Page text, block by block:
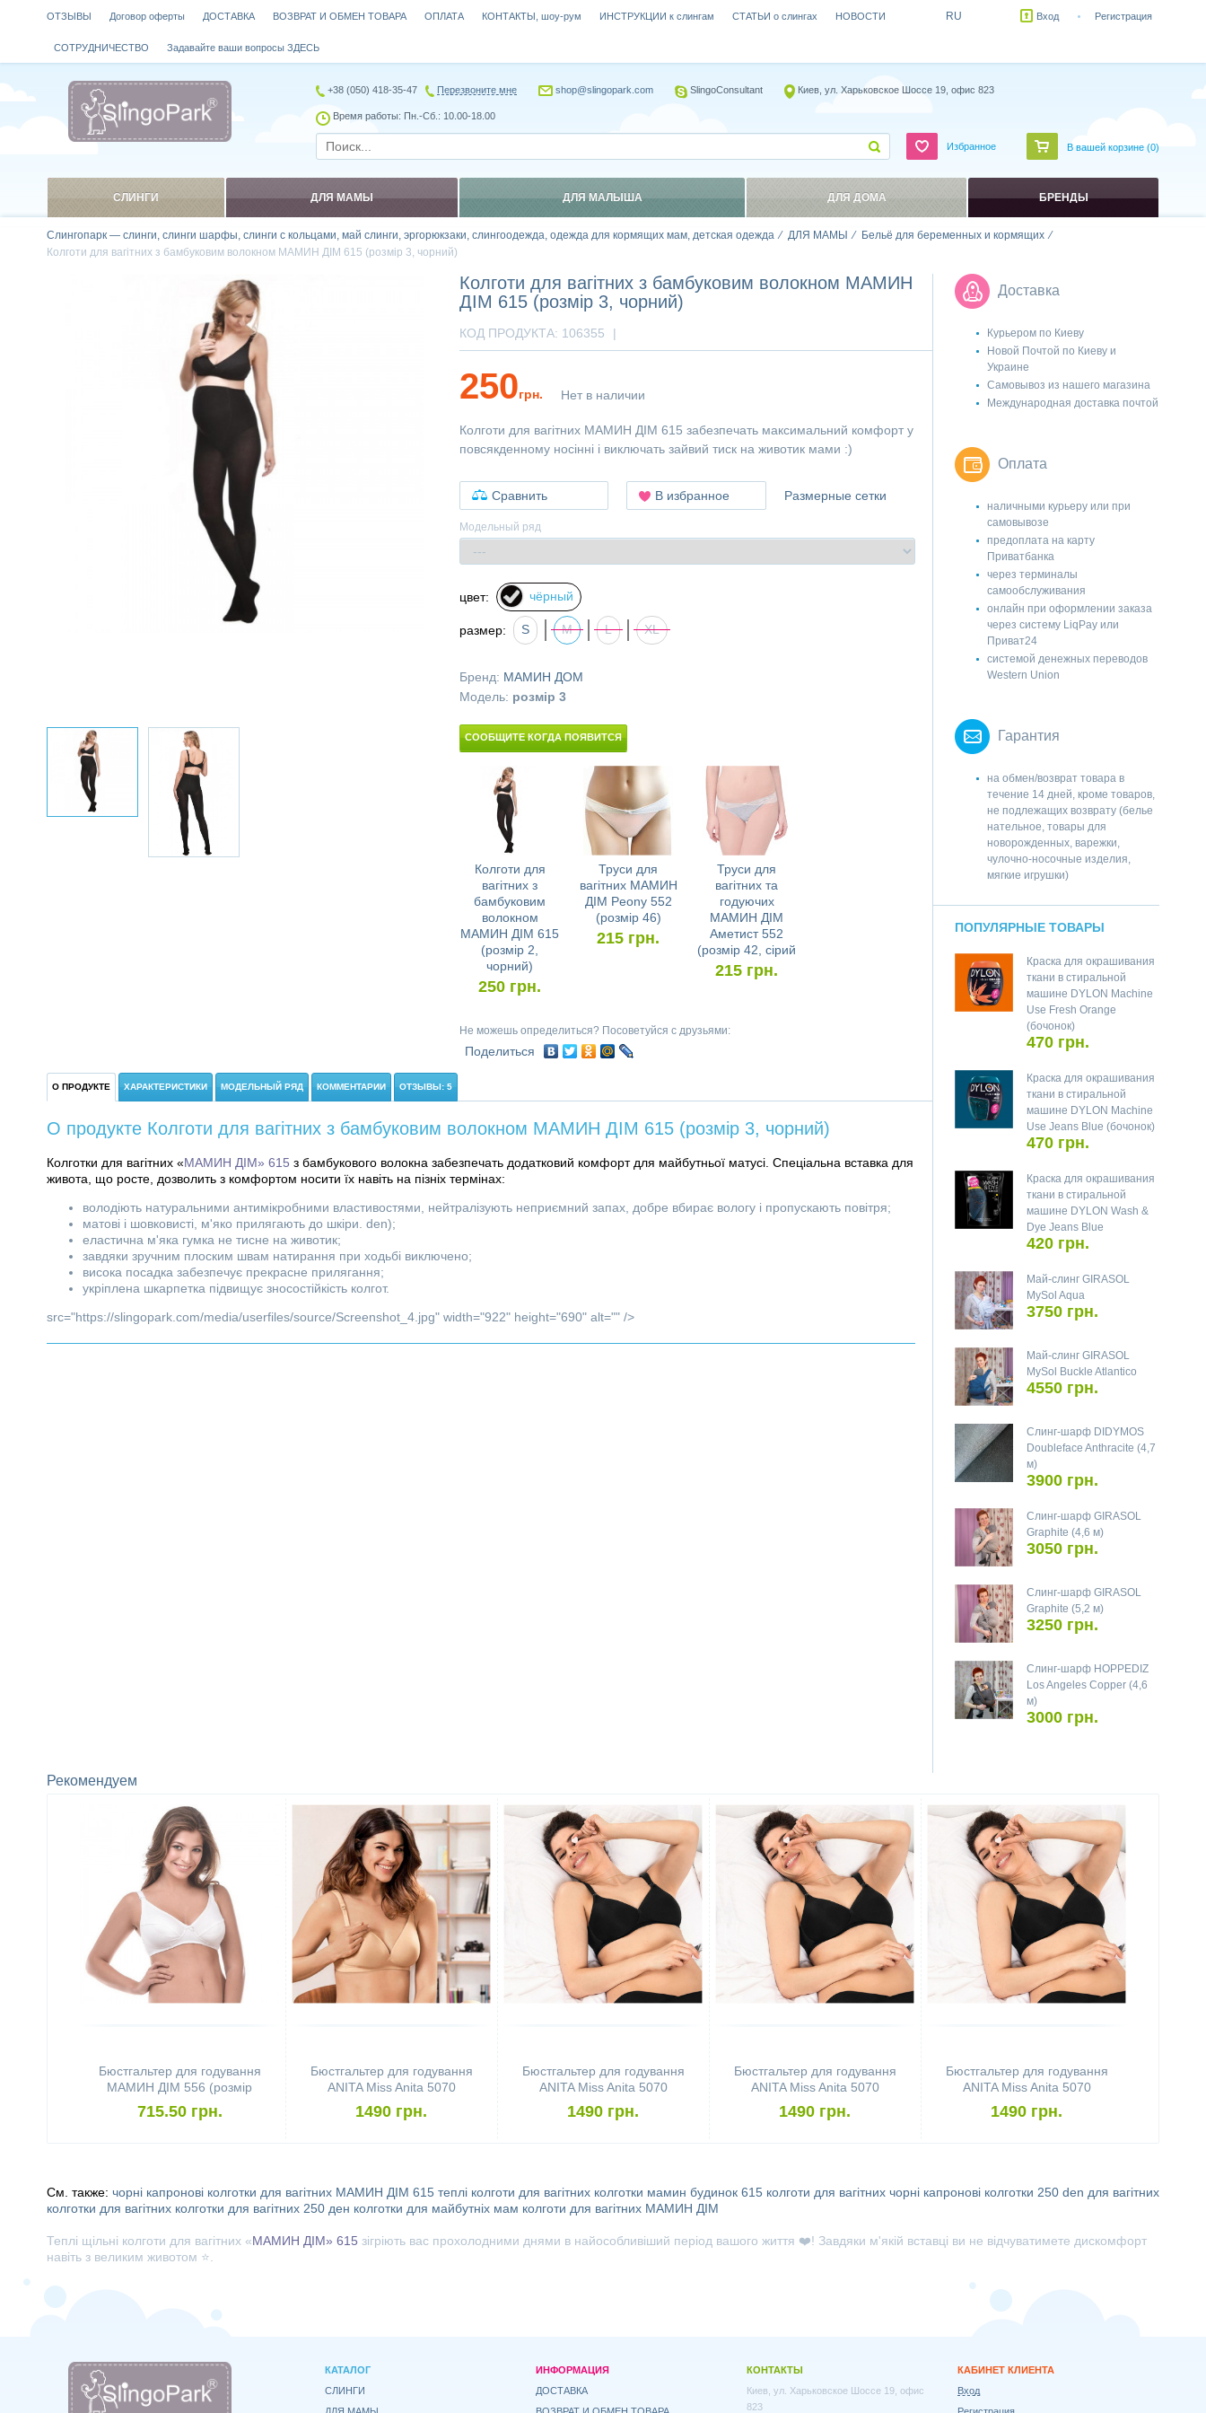
Слингопарк — слинги, слинги шарфы, слинги с кольцами, май слинги, эргорюкзаки, слингоодежда, одежда для кормящих мам, детская одежда ДЛЯ МАМЫ
Бельё для беременных и кормящих
Колготи для вагітних з бамбуковим волокном МАМИН ДІМ 615 (розмір 3, чорний)
Колготи для вагітних з бамбуковим волокном МАМИН
ДІМ 615 (розмір 3, чорний)
КОД ПРОДУКТА: 106355 |
250грн. Нет в наличии
Колготи для вагітних МАМИН ДІМ 615 забезпечать максимальний комфорт у
повсякденному носінні і виключать зайвий тиск на животик мами :)
Сравнить В избранное Размерные сетки
Модельный ряд
цвет: чёрный
размер: S M L XL
Бренд: МАМИН ДОМ
Модель: розмір 3
СООБЩИТЕ КОГДА ПОЯВИТСЯ
Колготи для
вагітних з
бамбуковим
волокном
МАМИН ДІМ 615
(розмір 2,
чорний)
250 грн.
Труси для
вагітних МАМИН
ДІМ Peony 552
(розмір 46)
215 грн.
Труси для
вагітних та
годуючих
МАМИН ДІМ
Аметист 552
(розмір 42, сірий
215 грн.
Не можешь определиться? Посоветуйся с друзьями:
Поделиться
О ПРОДУКТЕ ХАРАКТЕРИСТИКИ МОДЕЛЬНЫЙ РЯД КОММЕНТАРИИ ОТЗЫВЫ: 5
О продукте Колготи для вагітних з бамбуковим волокном МАМИН ДІМ 615 (розмір 3, чорний)
Колготки для вагітних «МАМИН ДІМ» 615 з бамбукового волокна забезпечать додатковий комфорт для майбутньої матусі. Спеціальна вставка для
живота, що росте, дозволить з комфортом носити їх навіть на пізніх термінах:
володіють натуральними антимікробними властивостями, нейтралізують неприємний запах, добре вбирає вологу і пропускають повітря;
матові і шовковисті, м'яко прилягають до шкіри. den);
еластична м'яка гумка не тисне на животик;
завдяки зручним плоским швам натирання при ходьбі виключено;
висока посадка забезпечує прекрасне прилягання;
укріплена шкарпетка підвищує зносостійкість колгот.
src="https://slingopark.com/media/userfiles/source/Screenshot_4.jpg" width="922" height="690" alt="" />
Доставка
Курьером по Киеву
Новой Почтой по Киеву и
Украине
Самовывоз из нашего магазина
Международная доставка почтой
Оплата
наличными курьеру или при
самовывозе
предоплата на карту
Приватбанка
через терминалы
самообслуживания
онлайн при оформлении заказа
через систему LiqPay или
Приват24
системой денежных переводов
Western Union
Гарантия
на обмен/возврат товара в
течение 14 дней, кроме товаров,
не подлежащих возврату (белье
нательное, товары для
новорожденных, варежки,
чулочно-носочные изделия,
мягкие игрушки)
ПОПУЛЯРНЫЕ ТОВАРЫ
Краска для окрашивания
ткани в стиральной
машине DYLON Machine
Use Fresh Orange
(бочонок)
470 грн.
Краска для окрашивания
ткани в стиральной
машине DYLON Machine
Use Jeans Blue (бочонок)
470 грн.
Краска для окрашивания
ткани в стиральной
машине DYLON Wash &
Dye Jeans Blue
420 грн.
Май-слинг GIRASOL
MySol Aqua
3750 грн.
Май-слинг GIRASOL
MySol Buckle Atlantico
4550 грн.
Слинг-шарф DIDYMOS
Doubleface Anthracite (4,7
м)
3900 грн.
Слинг-шарф GIRASOL
Graphite (4,6 м)
3050 грн.
Слинг-шарф GIRASOL
Graphite (5,2 м)
3250 грн.
Слинг-шарф HOPPEDIZ
Los Angeles Copper (4,6
м)
3000 грн.
Рекомендуем
Бюстгальтер для годування
МАМИН ДІМ 556 (розмір
75B, білий)
715.50 грн.
Бюстгальтер для годування
ANITA Miss Anita 5070
(розмір 70B, бежевий)
1490 грн.
Бюстгальтер для годування
ANITA Miss Anita 5070
(розмір 70C, чорний)
1490 грн.
Бюстгальтер для годування
ANITA Miss Anita 5070
(розмір 70D, чорний)
1490 грн.
Бюстгальтер для годування
ANITA Miss Anita 5070
(розмір 75B, чорний)
1490 грн.
См. также: чорні капронові колготки для вагітних МАМИН ДІМ 615 теплі колготи для вагітних колготки мамин будинок 615 колготи для вагітних чорні капронові колготки 250 den для вагітних
колготки для вагітних колготки для вагітних 250 ден колготки для майбутніх мам колготи для вагітних МАМИН ДІМ
Теплі щільні колготи для вагітних «МАМИН ДІМ» 615 зігріють вас прохолодними днями в найособливіший період вашого життя ❤️! Завдяки м'якій вставці ви не відчуватимете дискомфорт
навіть з великим животом ⭐.
ОТЗЫВЫ Договор оферты ДОСТАВКА ВОЗВРАТ И ОБМЕН ТОВАРА ОПЛАТА КОНТАКТЫ, шоу-рум ИНСТРУКЦИИ к слингам СТАТЬИ о слингах НОВОСТИ
СОТРУДНИЧЕСТВО Задавайте ваши вопросы ЗДЕСЬ
RU Вход Регистрация
+38 (050) 418-35-47 Перезвоните мне shop@slingopark.com SlingoConsultant Киев, ул. Харьковское Шоссе 19, офис 823
Время работы: Пн.-Сб.: 10.00-18.00
Избранное В вашей корзине (0)
СЛИНГИ ДЛЯ МАМЫ ДЛЯ МАЛЫША ДЛЯ ДОМА БРЕНДЫ
КАТАЛОГ
СЛИНГИ
ИНФОРМАЦИЯ
ДОСТАВКА
КОНТАКТЫ
Киев, ул. Харьковское Шоссе 19, офис
823
КАБИНЕТ КЛИЕНТА
Вход